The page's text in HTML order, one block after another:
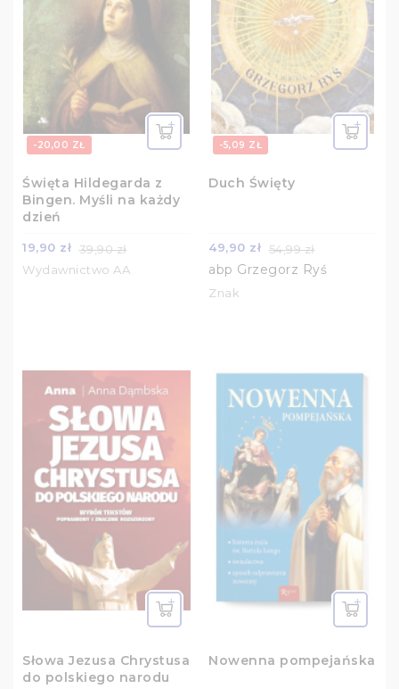
-20,00 ZŁ
Święta Hildegarda z
Bingen. Myśli na każdy
dzień
19,90 zł 39,90 zł
Wydawnictwo AA
-5,09 ZŁ
Duch Święty
49,90 zł 54,99 zł
abp Grzegorz Ryś
Znak
Słowa Jezusa Chrystusa
do polskiego narodu
Nowenna pompejańska